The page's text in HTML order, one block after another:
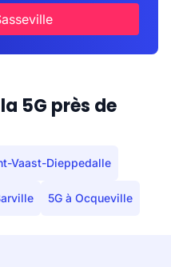
5G près de
Vaast-Dieppedalle
5G à Ocqueville